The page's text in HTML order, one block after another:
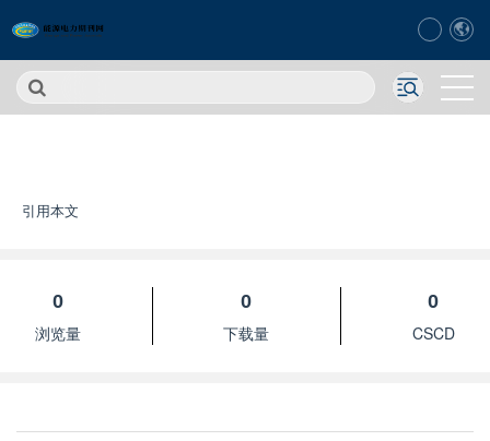
引用本文
0
浏览量
0
下载量
0
CSCD